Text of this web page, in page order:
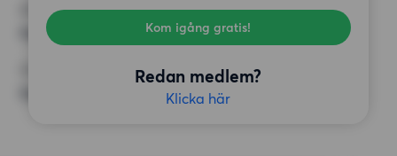
Kom igång gratis!
Redan medlem?
Klicka här
Inga speciella krav
ÖVRIGA PREFERENSER
Inga speciella preferenser